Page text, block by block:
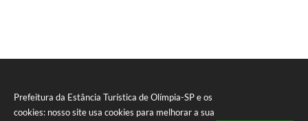
Prefeitura da Estância Turística de Olímpia-SP e os
cookies: nosso site usa cookies para melhorar a sua